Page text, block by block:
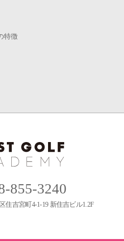
特徴
855-3240
住吉宮町4-1-19 新住吉ビル1.2F